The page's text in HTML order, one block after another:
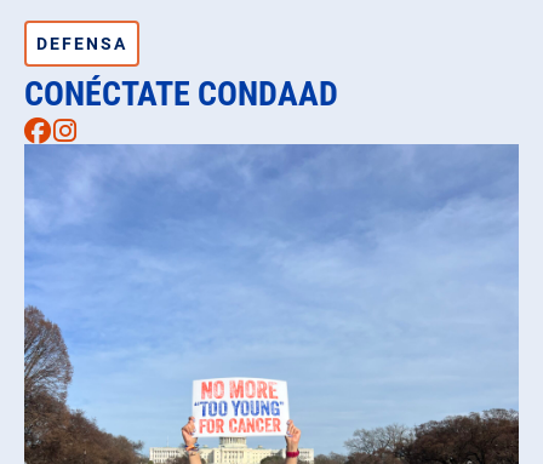
DEFENSA
CONÉCTATE CONDAAD
Facebook
Instagram